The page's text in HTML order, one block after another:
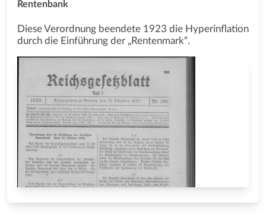
Rentenbank
Diese Verordnung beendete 1923 die Hyperinflation
durch die Einführung der „Rentenmark“.